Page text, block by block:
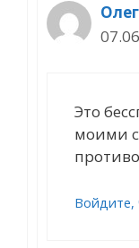
Олег
Это
моими
Войдите,